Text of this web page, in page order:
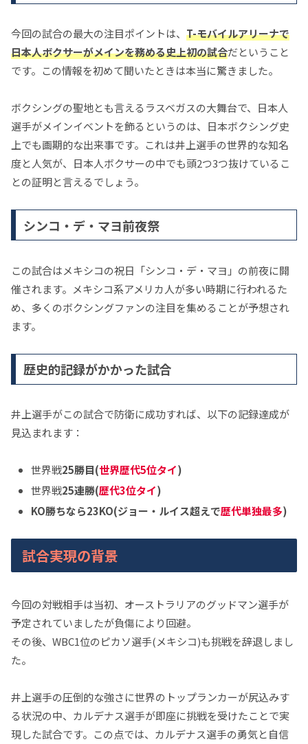
今回の試合の最大の注目ポイントは、 T-モバイルアリーナで
日本人ボクサーがメインを務める史上初の試合だということ
です。この情報を初めて聞いたときは本当に驚きました。
ボクシングの聖地とも言えるラスベガスの大舞台で、日本人
選手がメインイベントを飾るというのは、日本ボクシング史
上でも画期的な出来事です。これは井上選手の世界的な知名
度と人気が、日本人ボクサーの中でも頭2つ3つ抜けているこ
との証明と言えるでしょう。
シンコ・デ・マヨ前夜祭
この試合はメキシコの祝日「シンコ・デ・マヨ」の前夜に開
催されます。メキシコ系アメリカ人が多い時期に行われるた
め、多くのボクシングファンの注目を集めることが予想され
ます。
歴史的記録がかかった試合
井上選手がこの試合で防衛に成功すれば、以下の記録達成が
見込まれます：
世界戦25勝目(世界歴代5位タイ)
世界戦25連勝(歴代3位タイ)
KO勝ちなら23KO(ジョー・ルイス超えで歴代単独最多)
試合実現の背景
今回の対戦相手は当初、オーストラリアのグッドマン選手が
予定されていましたが負傷により回避。
その後、WBC1位のピカソ選手(メキシコ)も挑戦を辞退しまし
た。
井上選手の圧倒的な強さに世界のトップランカーが尻込みす
る状況の中、カルデナス選手が即座に挑戦を受けたことで実
現した試合です。この点では、カルデナス選手の勇気と自信